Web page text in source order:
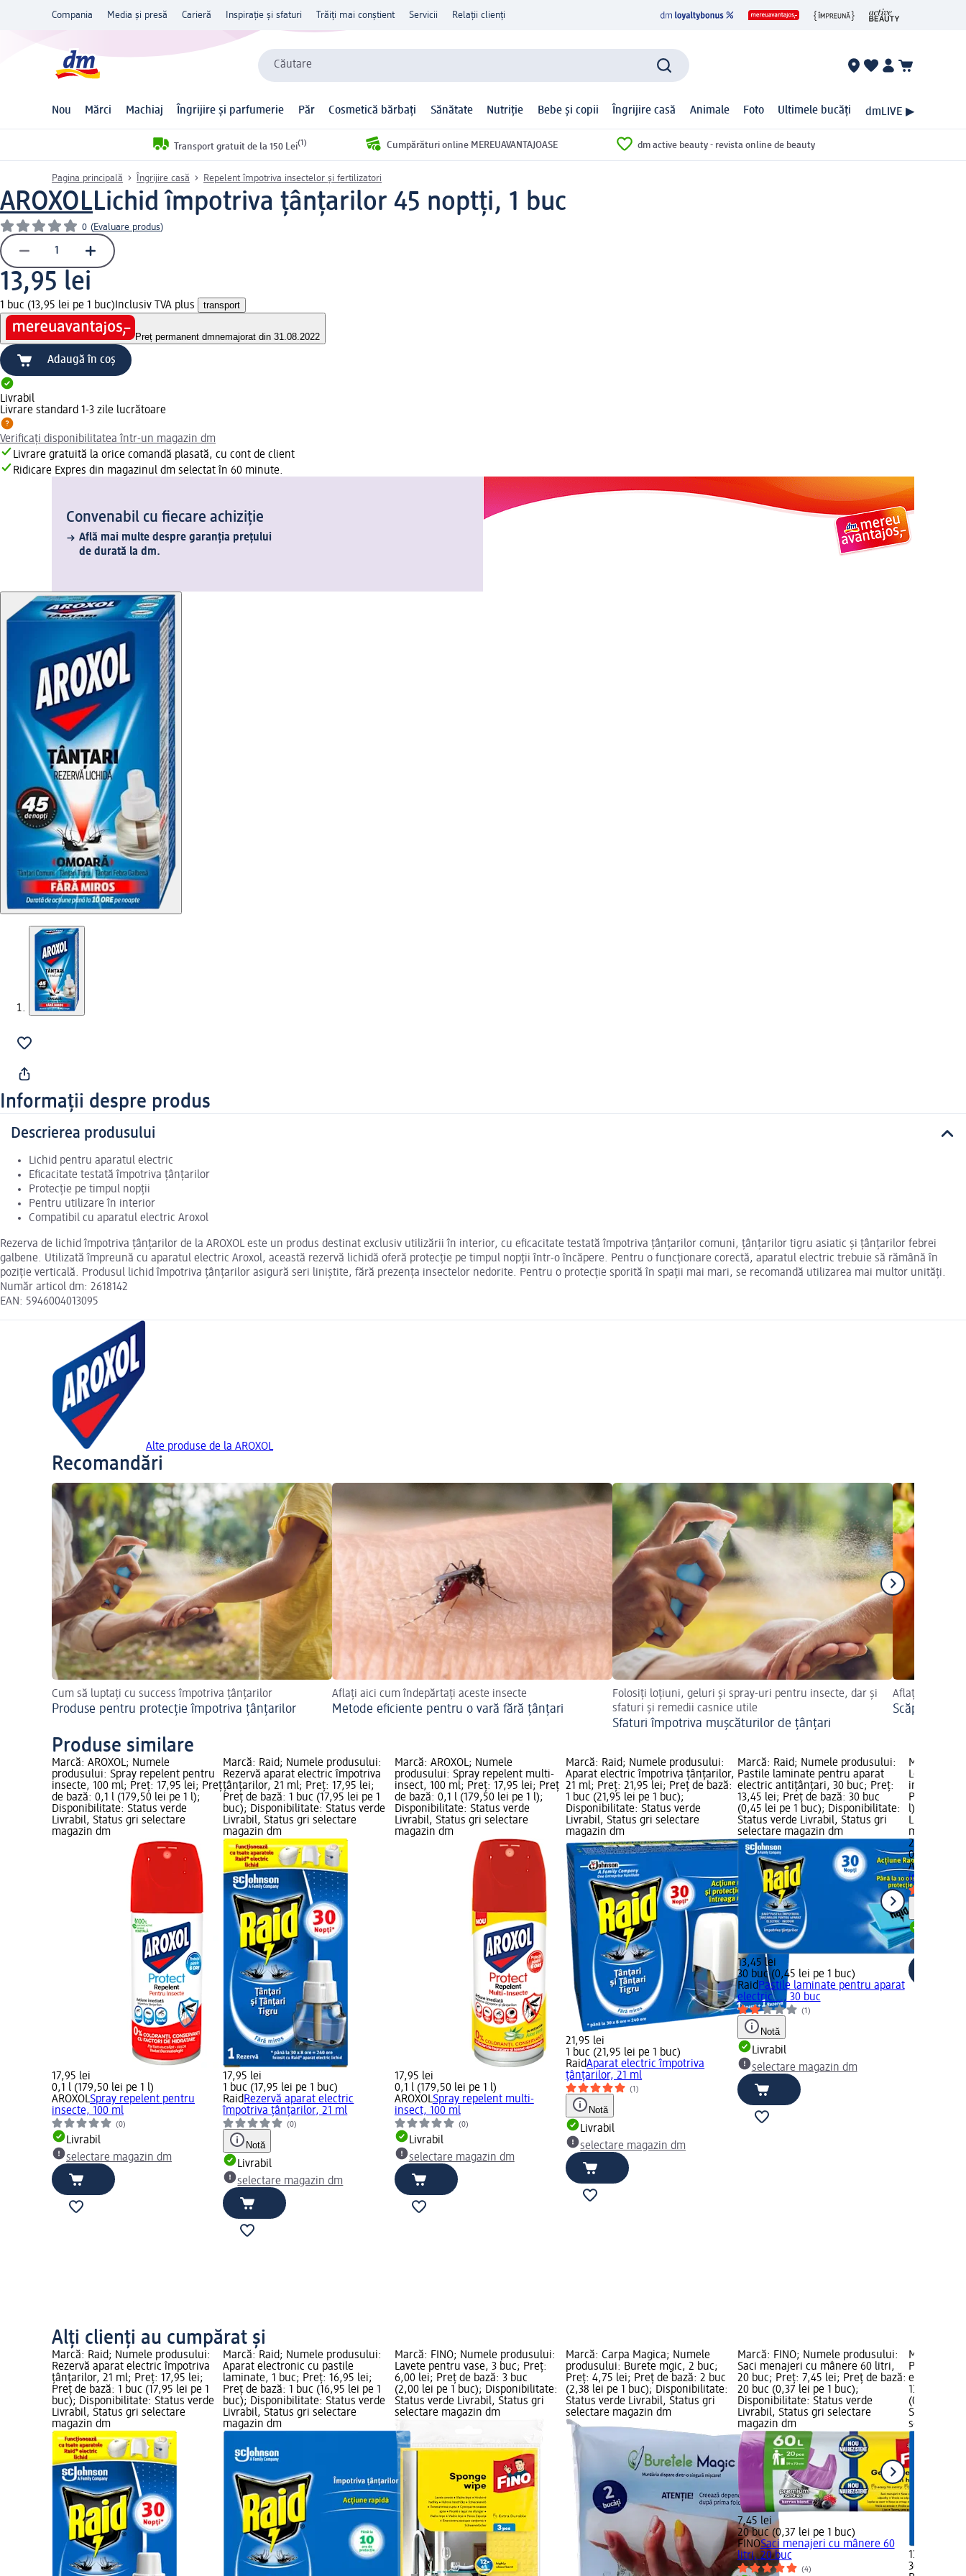
Compania Media și presă Carieră Inspirație și sfaturi Trăiți mai conștient Servicii Relații clienți
Căutare
Nou Mărci Machiaj Îngrijire și parfumerie Păr Cosmetică bărbați Sănătate Nutriție Bebe și copii Îngrijire casă Animale Foto Ultimele bucăți dmLIVE ▶
Transport gratuit de la 150 Lei(1) Cumpărături online MEREUAVANTAJOASE dm active beauty - revista online de beauty
Pagina principală Îngrijire casă Repelent împotriva insectelor și fertilizatori
AROXOLLichid împotriva țânțarilor 45 noptți, 1 buc
0 (Evaluare produs)
13,95 lei
1 buc (13,95 lei pe 1 buc) Inclusiv TVA plus transport
Preț permanent dmnemajorat din 31.08.2022
Adaugă în coș
Livrabil
Livrare standard 1-3 zile lucrătoare
Verificați disponibilitatea într-un magazin dm
Livrare gratuită la orice comandă plasată, cu cont de client
Ridicare Expres din magazinul dm selectat în 60 minute.
Convenabil cu fiecare achiziție
Află mai multe despre garanția prețului
de durată la dm.
Informații despre produs
Descrierea produsului
Lichid pentru aparatul electric
Eficacitate testată împotriva țânțarilor
Protecție pe timpul nopții
Pentru utilizare în interior
Compatibil cu aparatul electric Aroxol
Rezerva de lichid împotriva țânțarilor de la AROXOL este un produs destinat exclusiv utilizării în interior, cu eficacitate testată împotriva țânțarilor comuni, țânțarilor tigru asiatic și țânțarilor febrei
galbene. Utilizată împreună cu aparatul electric Aroxol, această rezervă lichidă oferă protecție pe timpul nopții într-o încăpere. Pentru o funcționare corectă, aparatul electric trebuie să rămână în
poziție verticală. Produsul lichid împotriva țânțarilor asigură seri liniștite, fără prezența insectelor nedorite. Pentru o protecție sporită în spații mai mari, se recomandă utilizarea mai multor unități.
Număr articol dm: 2618142
EAN: 5946004013095
Alte produse de la AROXOL
Recomandări
Cum să luptați cu success împotriva țânțarilor
Produse pentru protecție împotriva țânțarilor
Aflați aici cum îndepărtați aceste insecte
Metode eficiente pentru o vară fără țânțari
Folosiți loțiuni, geluri și spray-uri pentru insecte, dar și
sfaturi și remedii casnice utile
Sfaturi împotriva mușcăturilor de țânțari
Aflați aici cum
Scăpați
Produse similare
Marcă: AROXOL; Numele
produsului: Spray repelent pentru
insecte, 100 ml; Preț: 17,95 lei; Preț
de bază: 0,1 l (179,50 lei pe 1 l);
Disponibilitate: Status verde
Livrabil, Status gri selectare
magazin dm
17,95 lei
0,1 l (179,50 lei pe 1 l)
AROXOLSpray repelent pentru
insecte, 100 ml
(0)
Livrabil
selectare magazin dm
Marcă: Raid; Numele produsului:
Rezervă aparat electric împotriva
țânțarilor, 21 ml; Preț: 17,95 lei;
Preț de bază: 1 buc (17,95 lei pe 1
buc); Disponibilitate: Status verde
Livrabil, Status gri selectare
magazin dm
17,95 lei
1 buc (17,95 lei pe 1 buc)
RaidRezervă aparat electric
împotriva țânțarilor, 21 ml
(0)
Notă
Livrabil
selectare magazin dm
Marcă: AROXOL; Numele
produsului: Spray repelent multi-
insect, 100 ml; Preț: 17,95 lei; Preț
de bază: 0,1 l (179,50 lei pe 1 l);
Disponibilitate: Status verde
Livrabil, Status gri selectare
magazin dm
17,95 lei
0,1 l (179,50 lei pe 1 l)
AROXOLSpray repelent multi-
insect, 100 ml
(0)
Livrabil
selectare magazin dm
Marcă: Raid; Numele produsului:
Aparat electric împotriva țânțarilor,
21 ml; Preț: 21,95 lei; Preț de bază:
1 buc (21,95 lei pe 1 buc);
Disponibilitate: Status verde
Livrabil, Status gri selectare
magazin dm
21,95 lei
1 buc (21,95 lei pe 1 buc)
RaidAparat electric împotriva
țânțarilor, 21 ml
(1)
Notă
Livrabil
selectare magazin dm
Marcă: Raid; Numele produsului:
Pastile laminate pentru aparat
electric antițânțari, 30 buc; Preț:
13,45 lei; Preț de bază: 30 buc
(0,45 lei pe 1 buc); Disponibilitate:
Status verde Livrabil, Status gri
selectare magazin dm
13,45 lei
30 buc (0,45 lei pe 1 buc)
RaidPastile laminate pentru aparat
electric..., 30 buc
(1)
Notă
Livrabil
selectare magazin dm
Marcă:
Loțiune
insectelor,
Preț de
l);
Livrabil,
magazin
24,95 lei
0,1 l
Autan
insectelor,
Alți clienți au cumpărat și
Marcă: Raid; Numele produsului:
Rezervă aparat electric împotriva
țânțarilor, 21 ml; Preț: 17,95 lei;
Preț de bază: 1 buc (17,95 lei pe 1
buc); Disponibilitate: Status verde
Livrabil, Status gri selectare
magazin dm
Marcă: Raid; Numele produsului:
Aparat electronic cu pastile
laminate, 1 buc; Preț: 16,95 lei;
Preț de bază: 1 buc (16,95 lei pe 1
buc); Disponibilitate: Status verde
Livrabil, Status gri selectare
magazin dm
Marcă: FINO; Numele produsului:
Lavete pentru vase, 3 buc; Preț:
6,00 lei; Preț de bază: 3 buc
(2,00 lei pe 1 buc); Disponibilitate:
Status verde Livrabil, Status gri
selectare magazin dm
Marcă: Carpa Magica; Numele
produsului: Burete mgic, 2 buc;
Preț: 4,75 lei; Preț de bază: 2 buc
(2,38 lei pe 1 buc); Disponibilitate:
Status verde Livrabil, Status gri
selectare magazin dm
Marcă: FINO; Numele produsului:
Saci menajeri cu mânere 60 litri,
20 buc; Preț: 7,45 lei; Preț de bază:
20 buc (0,37 lei pe 1 buc);
Disponibilitate: Status verde
Livrabil, Status gri selectare
magazin dm
7,45 lei
20 buc (0,37 lei pe 1 buc)
FINOSaci menajeri cu mânere 60
litri, 20 buc
(4)
Marcă:
Pastile
electric
13,45 lei;
(0,45 lei pe
Status
selectare
13,45 lei
30 buc